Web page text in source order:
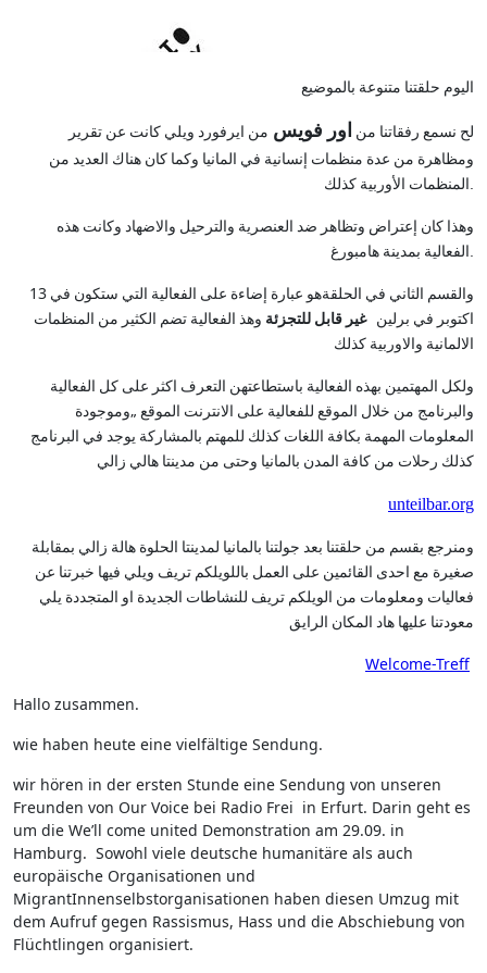
اليوم حلقتنا متنوعة بالموضيع
لح نسمع رفقاتنا من اور فويس من ايرفورد ويلي كانت عن تقرير
ومظاهرة من عدة منظمات إنسانية في المانيا وكما كان هناك العديد من
المنظمات الأوربية كذلك.
وهذا كان إعتراض وتظاهر ضد العنصرية والترحيل والاضهاد وكانت هذه
الفعالية بمدينة هامبورغ.
والقسم الثاني في الحلقةهو عبارة إضاءة على الفعالية التي ستكون في 13
اكتوبر في برلين غير قابل للتجزئة وهذ الفعالية تضم الكثير من المنظمات
الالمانية والاوربية كذلك
ولكل المهتمين بهذه الفعالية باستطاعتهن التعرف اكثر على كل الفعالية
والبرنامج من خلال الموقع للفعالية على الانترنت الموقع „وموجودة
المعلومات المهمة بكافة اللغات كذلك للمهتم بالمشاركة يوجد في البرنامج
كذلك رحلات من كافة المدن بالمانيا وحتى من مدينتا هالي زالي
unteilbar.org
ومنرجع بقسم من حلقتنا بعد جولتنا بالمانيا لمدينتا الحلوة هالة زالي بمقابلة
صغيرة مع احدى القائمين على العمل باللويلكم تريف ويلي فيها خبرتنا عن
فعاليات ومعلومات من الويلكم تريف للنشاطات الجديدة او المتجددة يلي
معودتنا عليها هاد المكان الرايق
Welcome-Treff
Hallo zusammen.
wie haben heute eine vielfältige Sendung.
wir hören in der ersten Stunde eine Sendung von unseren
Freunden von Our Voice bei Radio Frei in Erfurt. Darin geht es
um die We’ll come united Demonstration am 29.09. in
Hamburg. Sowohl viele deutsche humanitäre als auch
europäische Organisationen und
MigrantInnenselbstorganisationen haben diesen Umzug mit
dem Aufruf gegen Rassismus, Hass und die Abschiebung von
Flüchtlingen organisiert.